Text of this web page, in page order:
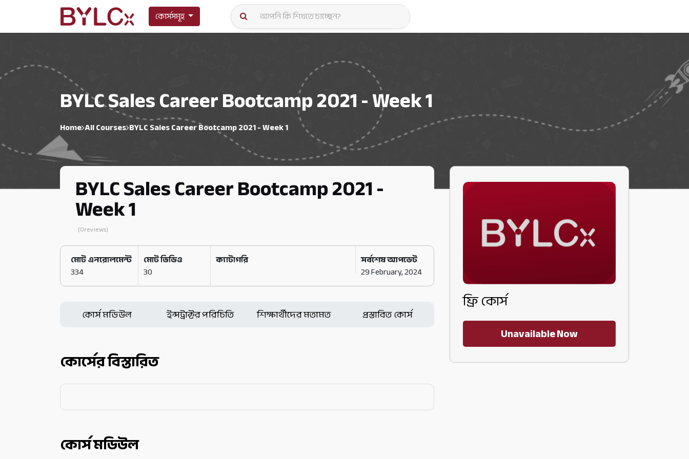
কোর্সসমূহ
BYLC Sales Career Bootcamp 2021 - Week 1
Home All Courses BYLC Sales Career Bootcamp 2021 - Week 1
BYLC Sales Career Bootcamp 2021 -
Week 1
(0reviews)
মোট এনরোলমেন্ট
334
মোট ভিডিও
30
ক্যাটাগরি
সর্বশেষ আপডেট
29 February, 2024
কোর্স মডিউল ইন্সট্রাক্টর পরিচিতি শিক্ষার্থীদের মতামত প্রস্তাবিত কোর্স
কোর্সের বিস্তারিত
কোর্স মডিউল
ফ্রি কোর্স
Unavailable Now